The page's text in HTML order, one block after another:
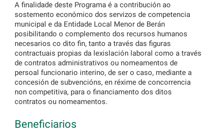
A finalidade deste Programa é a contribución ao
sostemento económico dos servizos de competencia
municipal e da Entidade Local Menor de Berán
posibilitando o complemento dos recursos humanos
necesarios co dito fin, tanto a través das figuras
contractuais propias da lexislación laboral como a través
de contratos administrativos ou nomeamentos de
persoal funcionario interino, de ser o caso, mediante a
concesión de subvencións, en réxime de concorrencia
non competitiva, para o financiamento dos ditos
contratos ou nomeamentos.
Beneficiarios